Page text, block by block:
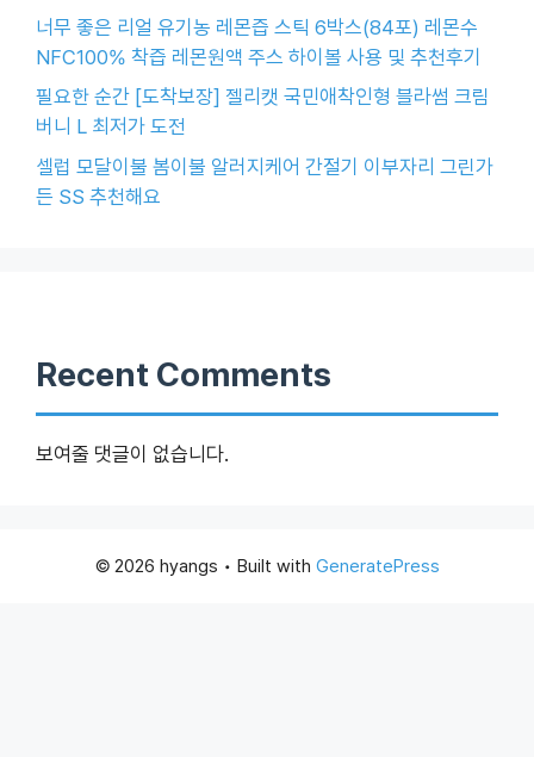
너무 좋은 리얼 유기농 레몬즙 스틱 6박스(84포) 레몬수
NFC100% 착즙 레몬원액 주스 하이볼 사용 및 추천후기
필요한 순간 [도착보장] 젤리캣 국민애착인형 블라썸 크림
버니 L 최저가 도전
셀럽 모달이불 봄이불 알러지케어 간절기 이부자리 그린가
든 SS 추천해요
Recent Comments
보여줄 댓글이 없습니다.
© 2026 hyangs • Built with GeneratePress